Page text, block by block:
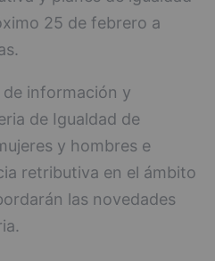
25 de febrero a
de información y
de Igualdad de
y hombres e
retributiva en el ámbito
las novedades